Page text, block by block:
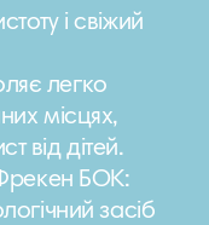
і свіжий
легко
місцях,
від дітей.
БОК:
засіб